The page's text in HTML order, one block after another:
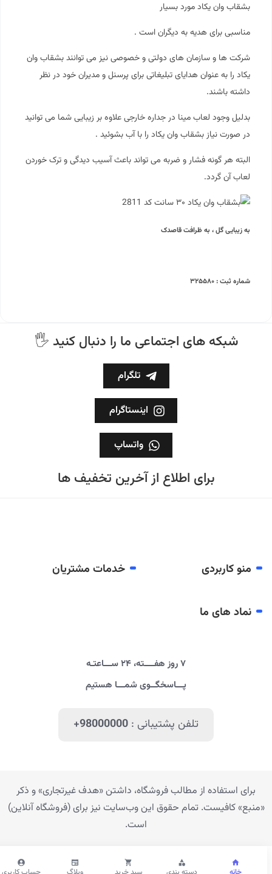
بشقاب وان یکاد مورد بسیار
مناسبی برای هدیه به دیگران است .
شرکت ها و سازمان های دولتی و خصوصی نیز می توانند بشقاب وان
یکاد را به عنوان هدایای تبلیغاتی برای پرسنل و مدیران خود در نظر
داشته باشند.
بدلیل وجود لعاب مینا در جداره خارجی علاوه بر زیبایی شما می توانید
در صورت نیاز بشقاب وان یکاد را با آب بشوئید .
البته هر گونه فشار و ضربه می تواند باعث آسیب دیدگی و ترک خوردن
لعاب آن گردد.
به زیبایی گل ، به ظرافت قاصدک
شماره ثبت : ۳۲۵۵۸۰
🖐 شبکه های اجتماعی ما را دنبال کنید
تلگرام
اینستاگرام
واتساپ
برای اطلاع از آخرین تخفیف ها
منو کاربردی خدمات مشتریان
نماد های ما
۷ روز هفــــته، ۲۴ ســـاعتـه
پـــاسخگــوی شمـــا هستیم
تلفن پشتیبانی :+98000000
برای استفاده از مطالب فروشگاه، داشتن «هدف غیرتجاری» و ذکر
«منبع» کافیست. تمام حقوق اين وب‌سايت نیز برای (فروشگاه آنلاین)
است.